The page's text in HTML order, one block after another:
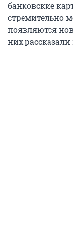
банковские
стремительно
появляются
них рассказали